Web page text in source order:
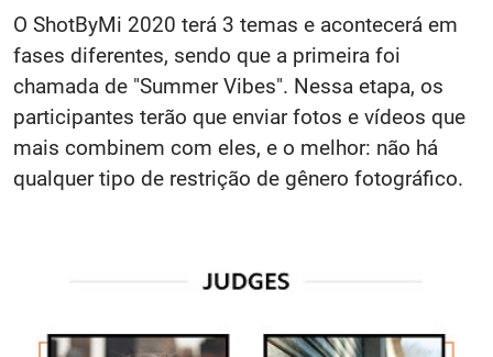
O ShotByMi 2020 terá 3 temas e acontecerá em
fases diferentes, sendo que a primeira foi
chamada de "Summer Vibes". Nessa etapa, os
participantes terão que enviar fotos e vídeos que
mais combinem com eles, e o melhor: não há
qualquer tipo de restrição de gênero fotográfico.